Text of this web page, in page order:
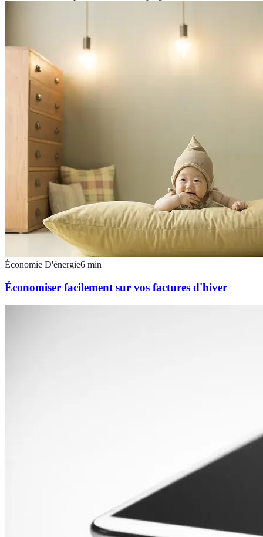
Économie D'énergie6 min
Économiser facilement sur vos factures d'hiver